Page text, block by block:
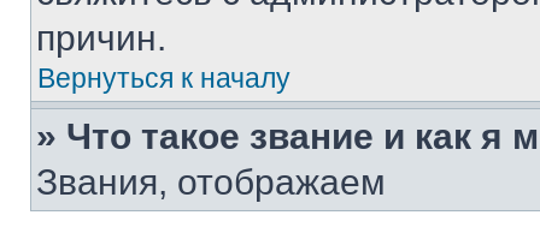
причин.
Вернуться к началу
» Что такое звание и как я
Звания, отображаем